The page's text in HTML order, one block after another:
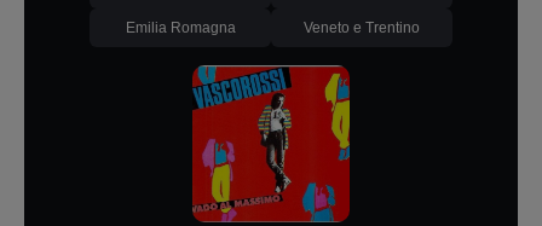
Emilia Romagna Veneto e Trentino